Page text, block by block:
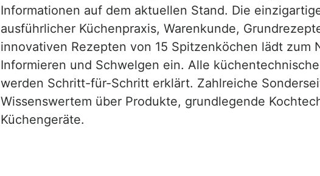
Informationen auf dem aktuellen Stand. Die
ausführlicher Küchenpraxis, Warenkunde,
innovativen Rezepten von 15 Spitzenköchen lädt zum
Informieren und Schwelgen ein. Alle
werden Schritt-für-Schritt erklärt. Zahlreiche
Wissenswertem über Produkte, grundlegende
Küchengeräte.